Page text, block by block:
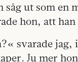
såg ut som en
hon, att
svarade
Ju mer